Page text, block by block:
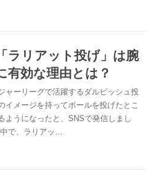
ラリアット投げ」は腕
有効な理由とは？
ャーリーグで活躍するダルビッシュ投
イメージを持ってボールを投げたとこ
ようになったと、SNSで発信しまし
で、ラリアッ…